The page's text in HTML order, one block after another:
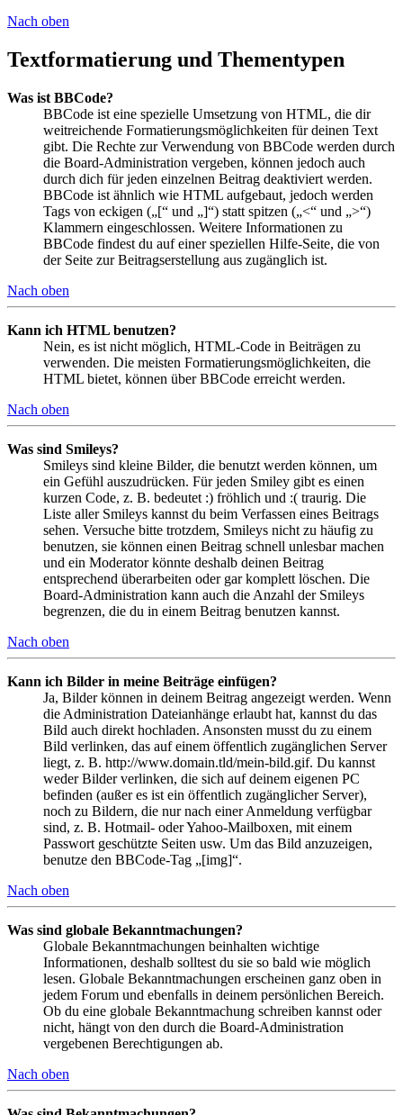
Nach oben
Textformatierung und Thementypen
Was ist BBCode?
BBCode ist eine spezielle Umsetzung von HTML, die dir
weitreichende Formatierungsmöglichkeiten für deinen Text
gibt. Die Rechte zur Verwendung von BBCode werden durch
die Board-Administration vergeben, können jedoch auch
durch dich für jeden einzelnen Beitrag deaktiviert werden.
BBCode ist ähnlich wie HTML aufgebaut, jedoch werden
Tags von eckigen („[“ und „]“) statt spitzen („<“ und „>“)
Klammern eingeschlossen. Weitere Informationen zu
BBCode findest du auf einer speziellen Hilfe-Seite, die von
der Seite zur Beitragserstellung aus zugänglich ist.
Nach oben
Kann ich HTML benutzen?
Nein, es ist nicht möglich, HTML-Code in Beiträgen zu
verwenden. Die meisten Formatierungsmöglichkeiten, die
HTML bietet, können über BBCode erreicht werden.
Nach oben
Was sind Smileys?
Smileys sind kleine Bilder, die benutzt werden können, um
ein Gefühl auszudrücken. Für jeden Smiley gibt es einen
kurzen Code, z. B. bedeutet :) fröhlich und :( traurig. Die
Liste aller Smileys kannst du beim Verfassen eines Beitrags
sehen. Versuche bitte trotzdem, Smileys nicht zu häufig zu
benutzen, sie können einen Beitrag schnell unlesbar machen
und ein Moderator könnte deshalb deinen Beitrag
entsprechend überarbeiten oder gar komplett löschen. Die
Board-Administration kann auch die Anzahl der Smileys
begrenzen, die du in einem Beitrag benutzen kannst.
Nach oben
Kann ich Bilder in meine Beiträge einfügen?
Ja, Bilder können in deinem Beitrag angezeigt werden. Wenn
die Administration Dateianhänge erlaubt hat, kannst du das
Bild auch direkt hochladen. Ansonsten musst du zu einem
Bild verlinken, das auf einem öffentlich zugänglichen Server
liegt, z. B. http://www.domain.tld/mein-bild.gif. Du kannst
weder Bilder verlinken, die sich auf deinem eigenen PC
befinden (außer es ist ein öffentlich zugänglicher Server),
noch zu Bildern, die nur nach einer Anmeldung verfügbar
sind, z. B. Hotmail- oder Yahoo-Mailboxen, mit einem
Passwort geschützte Seiten usw. Um das Bild anzuzeigen,
benutze den BBCode-Tag „[img]“.
Nach oben
Was sind globale Bekanntmachungen?
Globale Bekanntmachungen beinhalten wichtige
Informationen, deshalb solltest du sie so bald wie möglich
lesen. Globale Bekanntmachungen erscheinen ganz oben in
jedem Forum und ebenfalls in deinem persönlichen Bereich.
Ob du eine globale Bekanntmachung schreiben kannst oder
nicht, hängt von den durch die Board-Administration
vergebenen Berechtigungen ab.
Nach oben